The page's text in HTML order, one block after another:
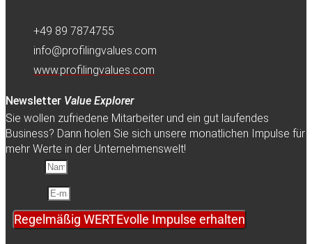
+49 89 7874755
info@profilingvalues.com
www.profilingvalues.com
Newsletter Value Explorer
Sie wollen zufriedene Mitarbeiter und ein gut laufendes
Business? Dann holen Sie sich unsere monatlichen Impulse für
mehr Werte in der Unternehmenswelt!
Regelmäßig WERTEvolle Impulse erhalten